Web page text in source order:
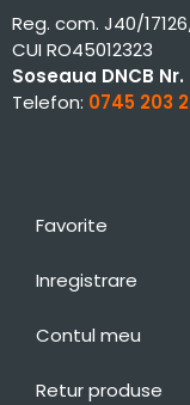
Reg. com. J40/
CUI RO45012323
Soseaua DNCB
Telefon: 0745 203
Favorite
Inregistrare
Contul meu
Retur produse